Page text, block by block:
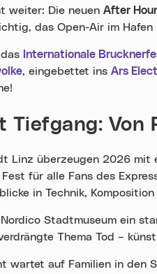
weiter: Die neuen After
das Open-Air im
Internationale
, eingebettet ins Ars
Tiefgang: Von
Linz überzeugen 2026 mit
für alle Fans des
in Technik,
Stadtmuseum ein
Thema Tod –
wartet auf Familien in den